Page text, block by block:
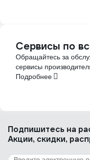
Сервисы по
Обращайтесь за
сервисы
Подробнее
Подпишитесь на
Акции, скидки,